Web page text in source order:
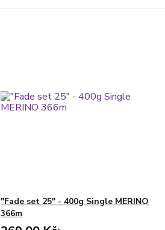
"Fade set 25" - 400g Single MERINO
366m